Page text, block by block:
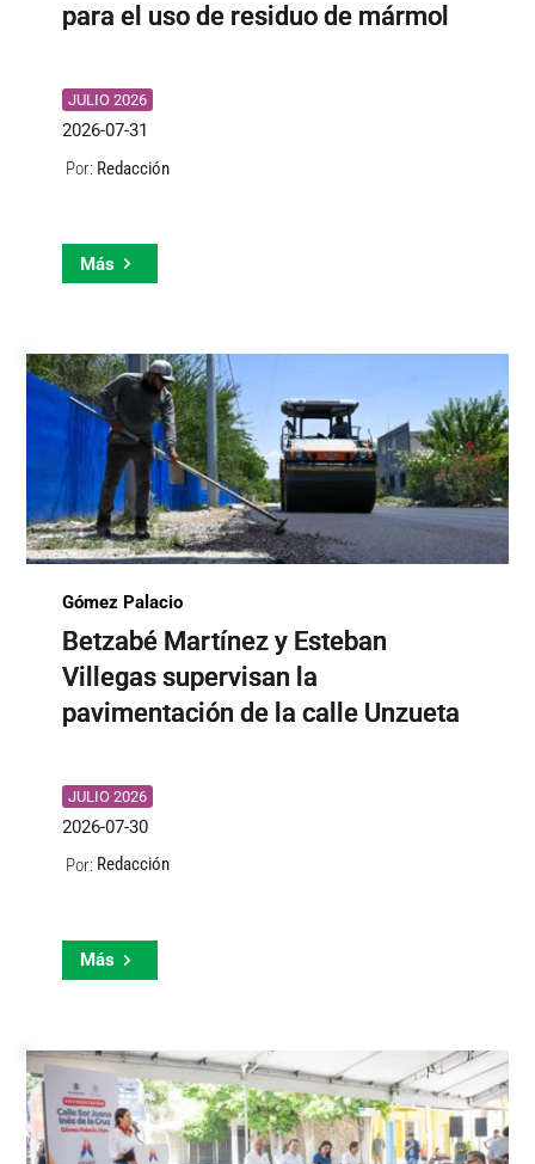
para el uso de residuo de mármol
JULIO 2026
2026-07-31
Por: Redacción
Más
Gómez Palacio
Betzabé Martínez y Esteban
Villegas supervisan la
pavimentación de la calle Unzueta
JULIO 2026
2026-07-30
Por: Redacción
Más